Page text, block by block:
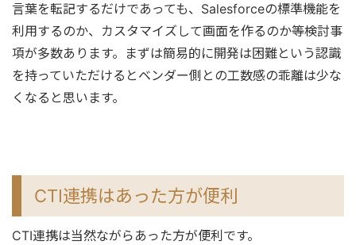
言葉を転記するだけであっても、Salesforceの標準機能を
利用するのか、カスタマイズして画面を作るのか等検討事
項が多数あります。まずは簡易的に開発は困難という認識
を持っていただけるとベンダー側との工数感の乖離は少な
くなると思います。
CTI連携はあった方が便利
CTI連携は当然ながらあった方が便利です。